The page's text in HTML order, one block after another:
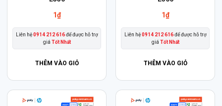
1₫
Liên hệ0914 212 616để được hỗ trợ
giá Tốt Nhất
THÊM VÀO GIỎ
1₫
Liên hệ0914 212 616để được hỗ trợ
giá Tốt Nhất
THÊM VÀO GIỎ